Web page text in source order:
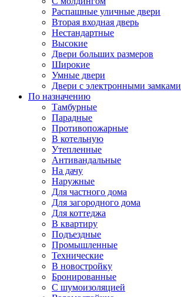
Распашные уличные двери
Вторая входная дверь
Нестандартные
Высокие
Двери больших размеров
Широкие
Умные двери
Двери с электронными замками
По назначению
Тамбурные
Парадные
Противопожарные
В котельную
Утепленные
Антивандальные
На дачу
Наружные
Для частного дома
Для загородного дома
Для коттеджа
В квартиру
Подъездные
Промышленные
Технические
В новостройку
Бронированные
С шумоизоляцией